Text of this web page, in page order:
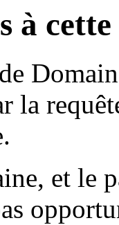
à
la
et le